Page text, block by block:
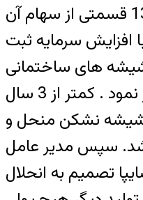
شرکت صنایع شیشه نشکن در سال 1353 تاسیس شده و در سال 1355 شروع به بهره برداری نموده است. در سال 1357 قسمتی از سهام آن
5 ساله آن به مبلغ 13 میلیارد تومان اجرا و با افزایش سرمایه ثبت
های ساختمانی
دوجداره باعناوین نهمین طرح ملی سال و مدرنترین خط تولید شیشه های دوجداره خاور میانه به آن اضافه شد و شروع بکار نمود . کمتر از 3 سال
شیشه نشکن منحل و
شد. سپس مدیر عامل
تصمیم به انحلال